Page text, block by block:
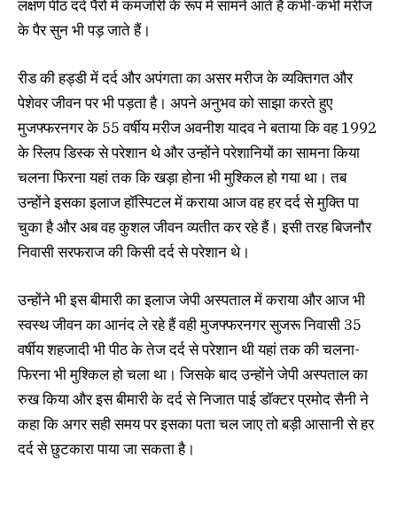
लक्षण पीठ दर्द पैरों में कमजोरी के रूप में सामने आते हैं कभी-कभी मरीज
के पैर सुन भी पड़ जाते हैं।
रीड की हड्डी में दर्द और अपंगता का असर मरीज के व्यक्तिगत और
पेशेवर जीवन पर भी पड़ता है। अपने अनुभव को साझा करते हुए
मुजफ्फरनगर के 55 वर्षीय मरीज अवनीश यादव ने बताया कि वह 1992
के स्लिप डिस्क से परेशान थे और उन्होंने परेशानियों का सामना किया
चलना फिरना यहां तक कि खड़ा होना भी मुश्किल हो गया था। तब
उन्होंने इसका इलाज हॉस्पिटल में कराया आज वह हर दर्द से मुक्ति पा
चुका है और अब वह कुशल जीवन व्यतीत कर रहे हैं। इसी तरह बिजनौर
निवासी सरफराज की किसी दर्द से परेशान थे।
उन्होंने भी इस बीमारी का इलाज जेपी अस्पताल में कराया और आज भी
स्वस्थ जीवन का आनंद ले रहे हैं वही मुजफ्फरनगर सुजरू निवासी 35
वर्षीय शहजादी भी पीठ के तेज दर्द से परेशान थी यहां तक की चलना-
फिरना भी मुश्किल हो चला था। जिसके बाद उन्होंने जेपी अस्पताल का
रुख किया और इस बीमारी के दर्द से निजात पाई डॉक्टर प्रमोद सैनी ने
कहा कि अगर सही समय पर इसका पता चल जाए तो बड़ी आसानी से हर
दर्द से छुटकारा पाया जा सकता है।